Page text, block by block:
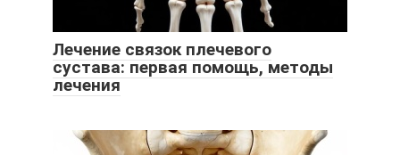
Лечение связок плечевого
сустава: первая помощь, методы
лечения